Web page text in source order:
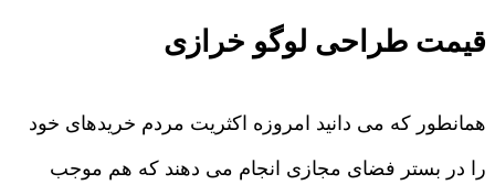
قیمت طراحی لوگو خرازی
همانطور که می دانید امروزه اکثریت مردم خریدهای خود
را در بستر فضای مجازی انجام می دهند که هم موجب